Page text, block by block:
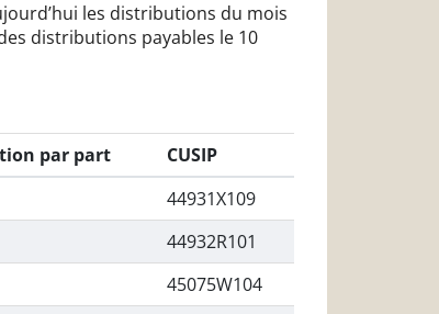
les distributions du mois
distributions payables le 10
par part
CUSIP
44931X109
44932R101
45075W104